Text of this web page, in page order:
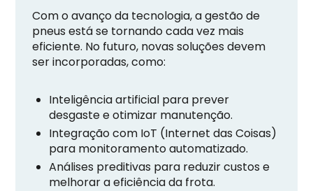
Com o avanço da tecnologia, a gestão de
pneus está se tornando cada vez mais
eficiente. No futuro, novas soluções devem
ser incorporadas, como:
Inteligência artificial para prever
desgaste e otimizar manutenção.
Integração com IoT (Internet das Coisas)
para monitoramento automatizado.
Análises preditivas para reduzir custos e
melhorar a eficiência da frota.